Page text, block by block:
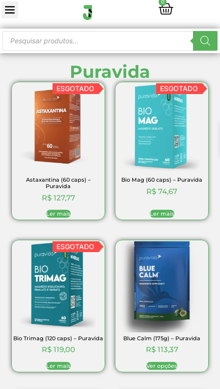
0
Puravida
ESGOTADO
Astaxantina (60 caps) –
Puravida
R$127,77
Ler mais
ESGOTADO
Bio Mag (60 caps) – Puravida
R$ 74,67
Ler mais
ESGOTADO
Bio Trimag (120 caps) – Puravida
R$119,00
Ler mais
Blue Calm (175g) – Puravida
R$113,37
Ver opções